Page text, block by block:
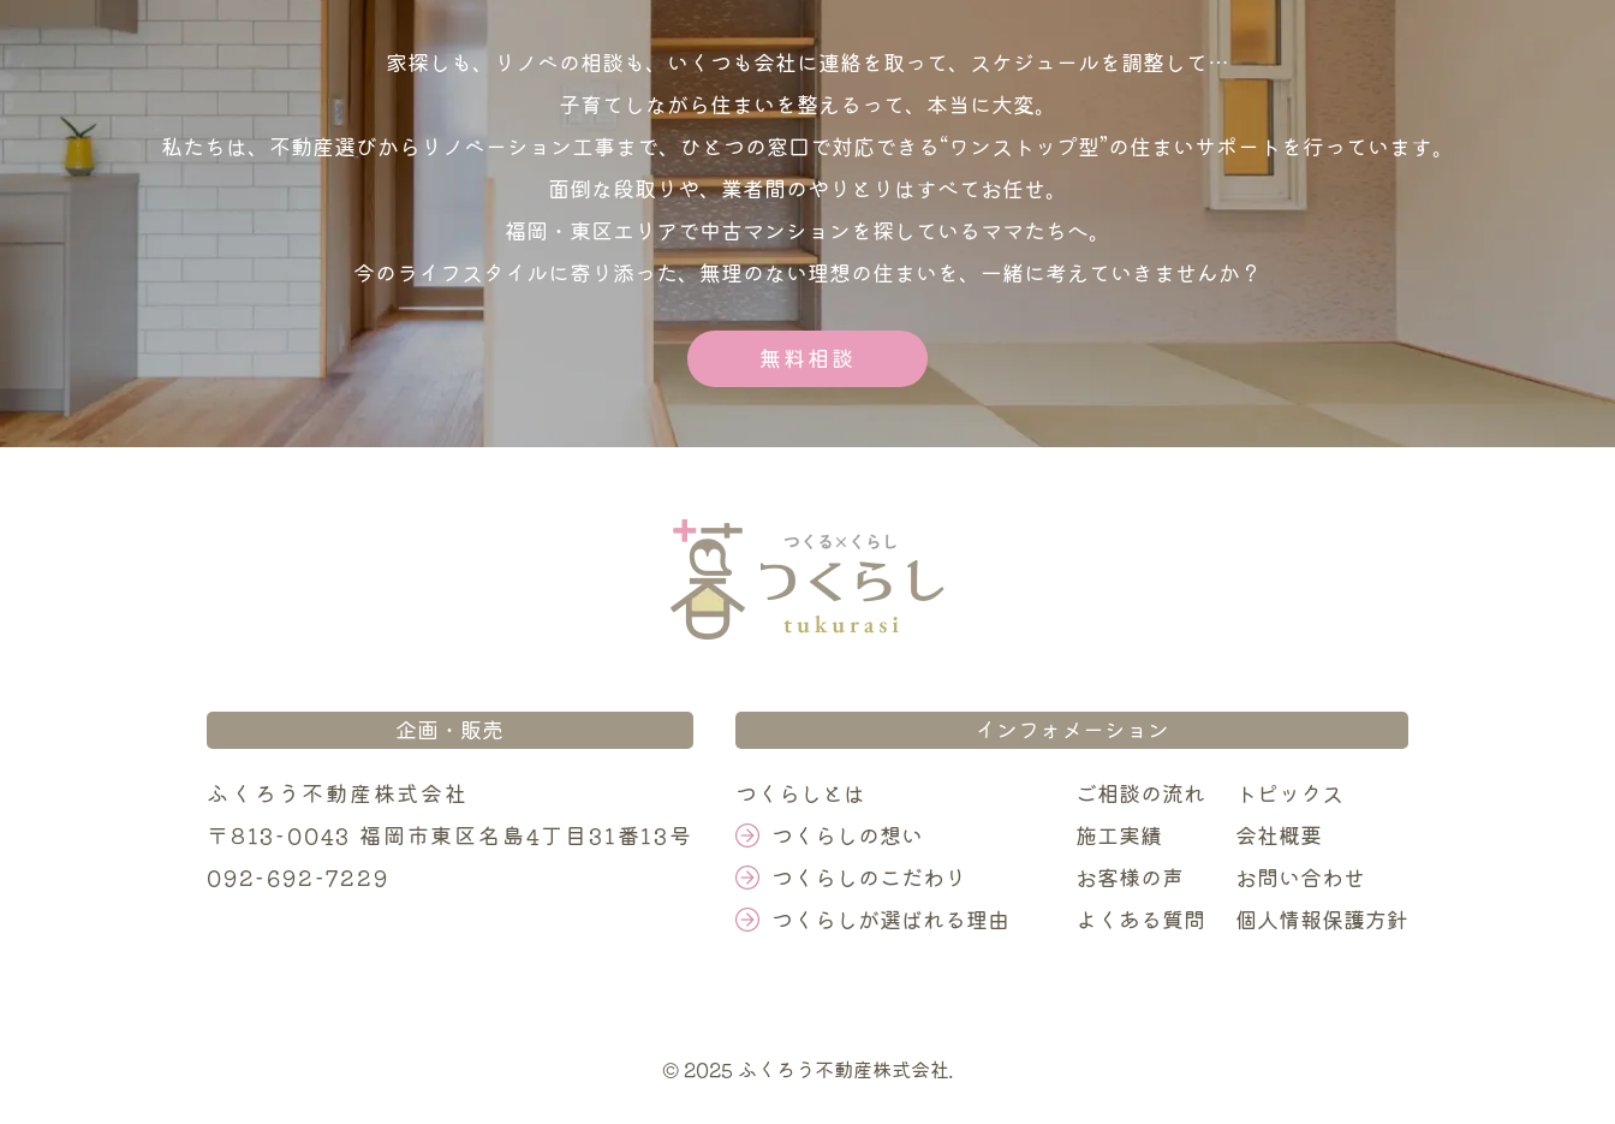
家探しも、リノベの相談も、いくつも会社に連絡を取って、スケジュールを調整して…
子育てしながら住まいを整えるって、本当に大変。
私たちは、不動産選びからリノベーション工事まで、ひとつの窓口で対応できる“ワンストップ型”の住まいサポートを行っています。
面倒な段取りや、業者間のやりとりはすべてお任せ。
福岡・東区エリアで中古マンションを探しているママたちへ。
今のライフスタイルに寄り添った、無理のない理想の住まいを、一緒に考えていきませんか？
無料相談
企画・販売
ふくろう不動産株式会社
〒813-0043
福岡市東区名島4丁目31番13号
092-692-7229
インフォメーション
つくらしとは
つくらしの想い
つくらしのこだわり
つくらしが選ばれる理由
ご相談の流れ
施工実績
お客様の声
よくある質問
トピックス
会社概要
お問い合わせ
個人情報保護方針
© 2025 ふくろう不動産株式会社.